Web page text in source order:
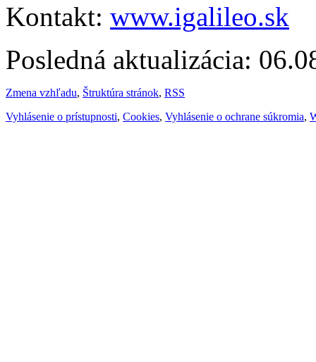
Kontakt: www.igalileo.sk
Posledná aktualizácia:
Zmena vzhľadu, Štruktúra stránok, RSS
Vyhlásenie o prístupnosti, Cookies, Vyhlásenie o ochrane súkromia,